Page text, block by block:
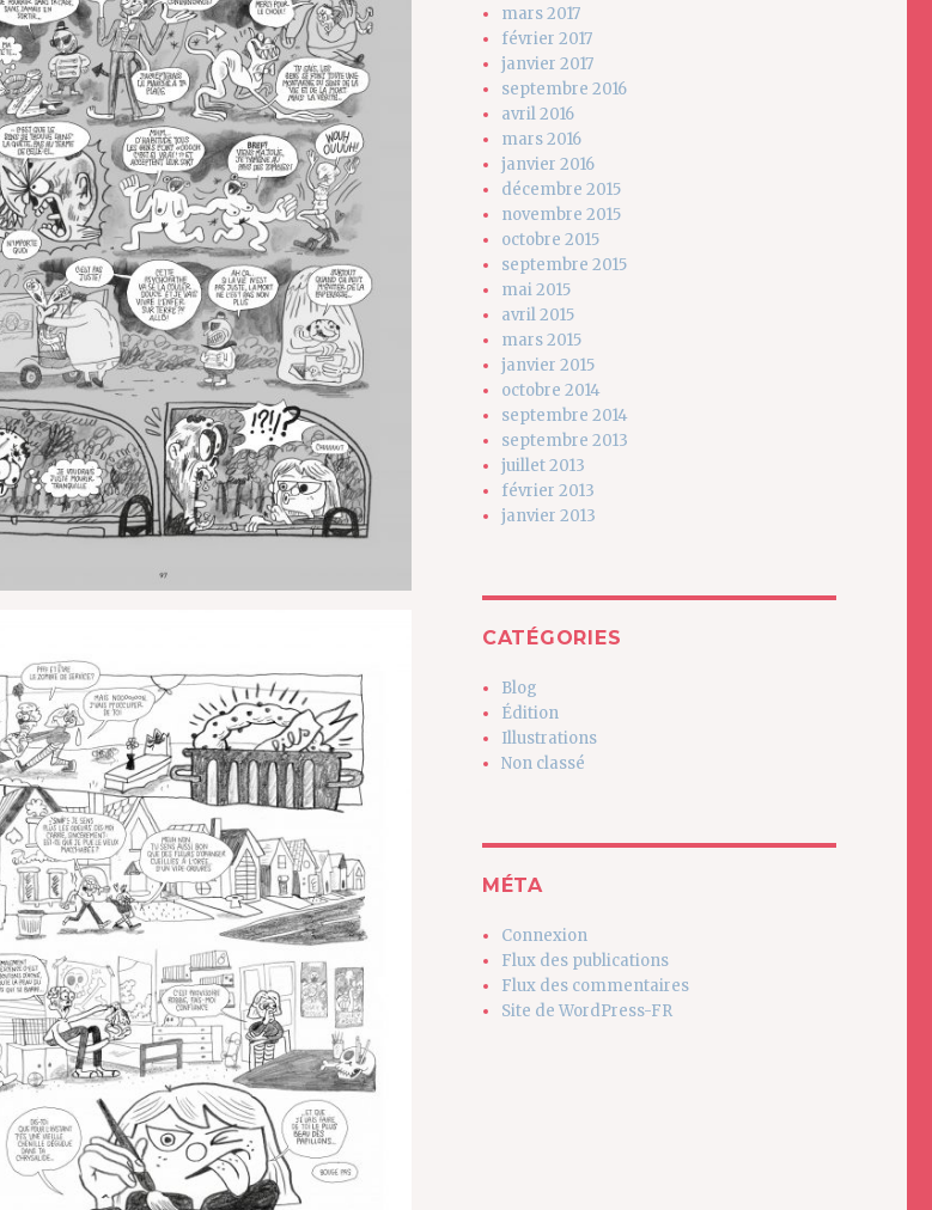
mars 2017
février 2017
janvier 2017
septembre 2016
avril 2016
mars 2016
janvier 2016
décembre 2015
novembre 2015
octobre 2015
septembre 2015
mai 2015
avril 2015
mars 2015
janvier 2015
octobre 2014
septembre 2014
septembre 2013
juillet 2013
février 2013
janvier 2013
CATÉGORIES
Blog
Édition
Illustrations
Non classé
MÉTA
Connexion
Flux des publications
Flux des commentaires
Site de WordPress-FR